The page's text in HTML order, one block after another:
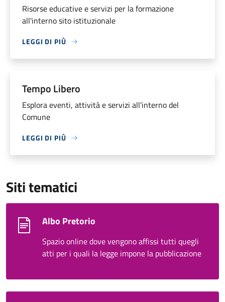
Risorse educative e servizi per la formazione
all'interno sito istituzionale
LEGGI DI PIÙ
Tempo Libero
Esplora eventi, attività e servizi all'interno del
Comune
LEGGI DI PIÙ
Siti tematici
Albo Pretorio
Spazio online dove vengono affissi tutti quegli
atti per i quali la legge impone la pubblicazione